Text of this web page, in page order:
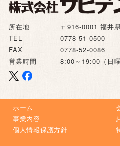
所在地
〒916-0001 福井
TEL
0778-51-0500
FAX
0778-52-0086
営業時間
8:00～19:00（日
ホーム
事業内容
個人情報保護方針